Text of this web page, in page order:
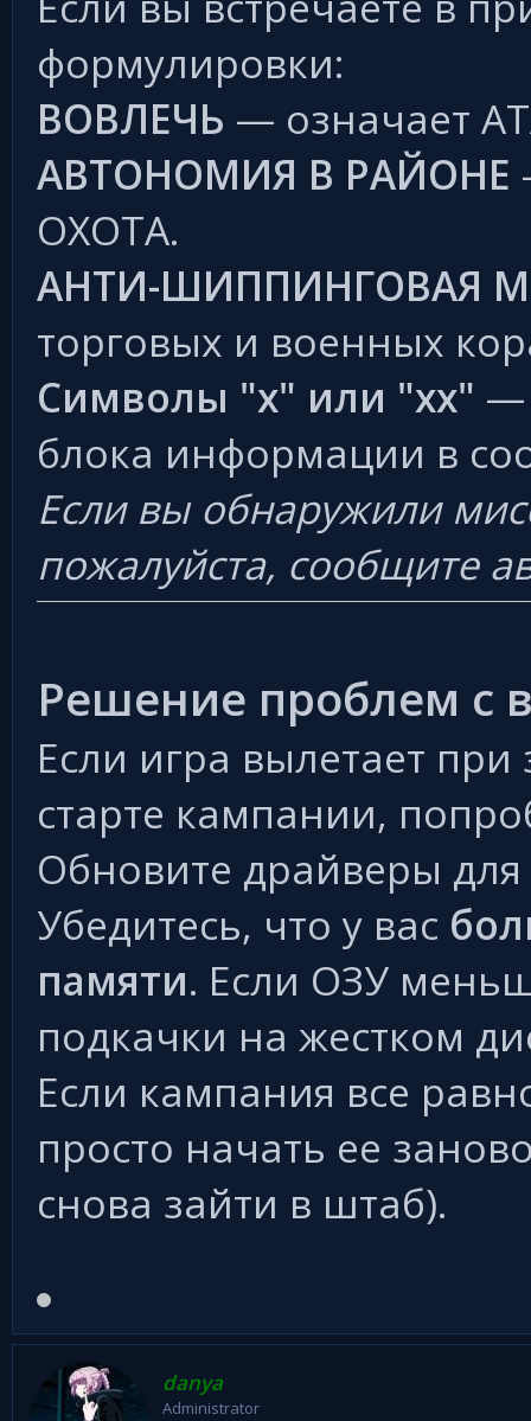
формулировки:
ВОВЛЕЧЬ — означает
АВТОНОМИЯ В РАЙОНЕ
ОХОТА.
АНТИ-ШИППИНГОВАЯ
торговых и военных
Символы "х" или "хх" —
блока информации в
Если вы обнаружили
пожалуйста, сообщите
Решение проблем с
Если игра вылетает
старте кампании,
Обновите драйверы
Убедитесь, что у вас
памяти. Если ОЗУ
подкачки на жестком
Если кампания все
просто начать ее
снова зайти в штаб).
danya
Administrator